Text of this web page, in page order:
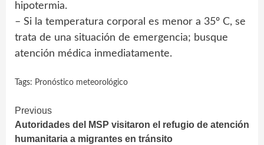
hipotermia.
– Si la temperatura corporal es menor a 35º C, se
trata de una situación de emergencia; busque
atención médica inmediatamente.
Tags: Pronóstico meteorológico
Continue
Reading
Previous
Autoridades del MSP visitaron el refugio de atención
humanitaria a migrantes en tránsito